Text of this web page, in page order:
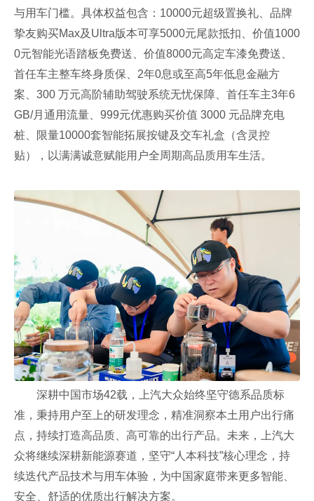
与用车门槛。具体权益包含：10000元超级置换礼、品牌
挚友购买Max及Ultra版本可享5000元尾款抵扣、价值1000
0元智能光语踏板免费送、价值8000元高定车漆免费送、
首任车主整车终身质保、2年0息或至高5年低息金融方
案、300 万元高阶辅助驾驶系统无忧保障、首任车主3年6
GB/月通用流量、999元优惠购买价值 3000 元品牌充电
桩、限量10000套智能拓展按键及交车礼盒（含灵控
贴），以满满诚意赋能用户全周期高品质用车生活。
深耕中国市场42载，上汽大众始终坚守德系品质标
准，秉持用户至上的研发理念，精准洞察本土用户出行痛
点，持续打造高品质、高可靠的出行产品。未来，上汽大
众将继续深耕新能源赛道，坚守“人本科技”核心理念，持
续迭代产品技术与用车体验，为中国家庭带来更多智能、
安全、舒适的优质出行解决方案。